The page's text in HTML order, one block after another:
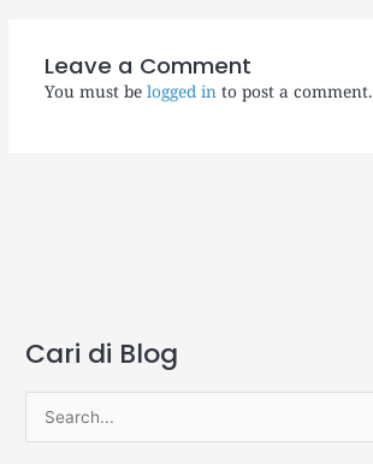
Leave a Comment
You must be logged into post a comment.
Cari di Blog
A
i